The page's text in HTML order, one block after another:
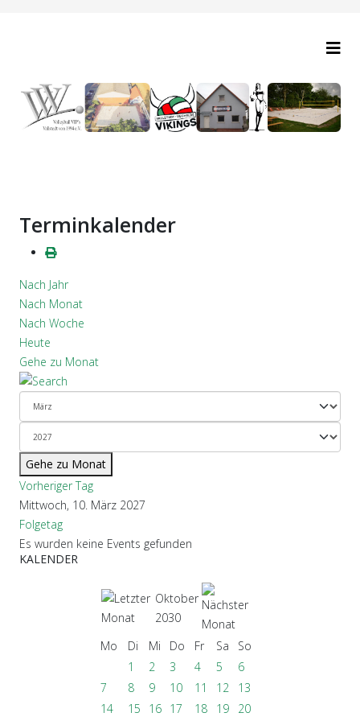
Terminkalender
Nach Jahr
Nach Monat
Nach Woche
Heute
Gehe zu Monat
Gehe zu Monat
Vorheriger Tag
Mittwoch, 10. März 2027
Folgetag
Es wurden keine Events gefunden
KALENDER
Oktober
2030
Mo
Di Mi Do Fr Sa
So
1
2 3 4 5
6
7
8 9 10 11 12
13
14
15 16 17 18 19 20